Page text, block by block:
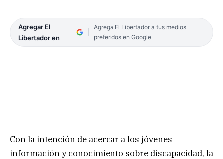
Agregar El
Libertador en
Agrega El Libertador a tus medios
preferidos en Google
Con la intención de acercar a los jóvenes
información y conocimiento sobre discapacidad, la